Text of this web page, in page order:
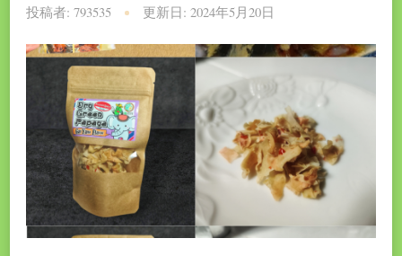
投稿者: 793535 更新日: 2024年5月20日